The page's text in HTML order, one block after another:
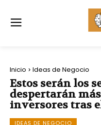
Inicio Ideas de Negocio
Estos serán los
despertarán
inversores tras
IDEAS DE NEGOCIO